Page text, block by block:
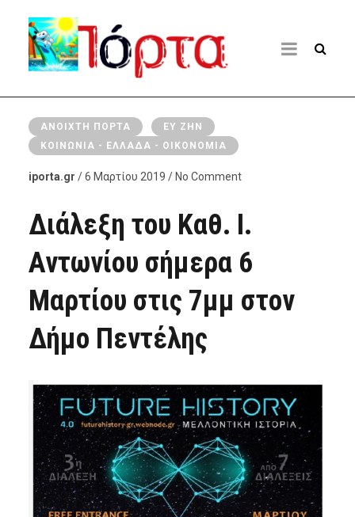
ΑΝΟΙΧΤΉ ΠΌΡΤΑ
ΕΥ ΖΗΝ
ΚΟΙΝΩΝΊΑ - ΕΛΛΆΔΑ - ΟΙΚΟΝΟΜΊΑ
iporta.gr / 6 Μαρτίου 2019 / No Comment
Διάλεξη του Καθ. Ι.
Αντωνίου σήμερα 6
Μαρτίου στις 7μμ στον
Δήμο Πεντέλης